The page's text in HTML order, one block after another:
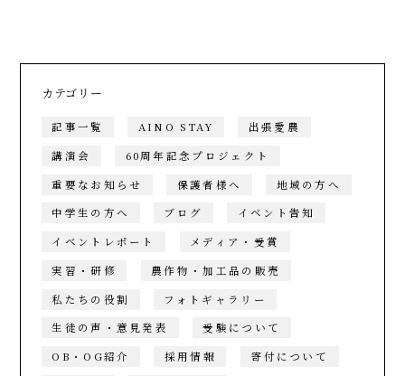
カテゴリー
記事一覧 AINO STAY
出張愛農
講演会
60周年記念プロジェクト
重要なお知らせ
保護者様へ
地域の方へ
中学生の方へ
ブログ
イベント告知
イベントレポート
メディア・受賞
実習・研修
農作物・加工品の販売
私たちの役割
フォトギャラリー
生徒の声・意見発表
受験について
OB・OG紹介
採用情報
寄付について